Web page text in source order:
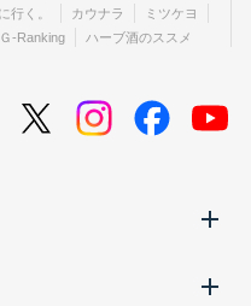
行く。 カウナラ
ミツケヨ
-Ranking ハーブ酒のススメ